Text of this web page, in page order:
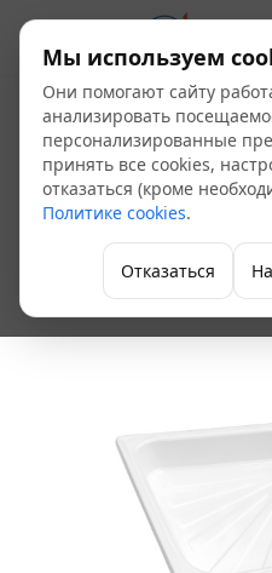
Поддон
стальной
90х90
Душевые поддоны
Мы используем
Они помогают сайту
анализировать
персонализированные
принять все cookies,
отказаться (кроме
Политике cookies.
Отказаться